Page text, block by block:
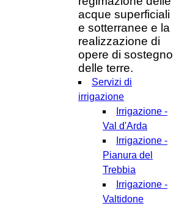
acque superficiali
e sotterranee e la
realizzazione di
opere di sostegno
delle terre.
Servizi di
irrigazione
Irrigazione -
Val d'Arda
Irrigazione -
Pianura del
Trebbia
Irrigazione -
Valtidone